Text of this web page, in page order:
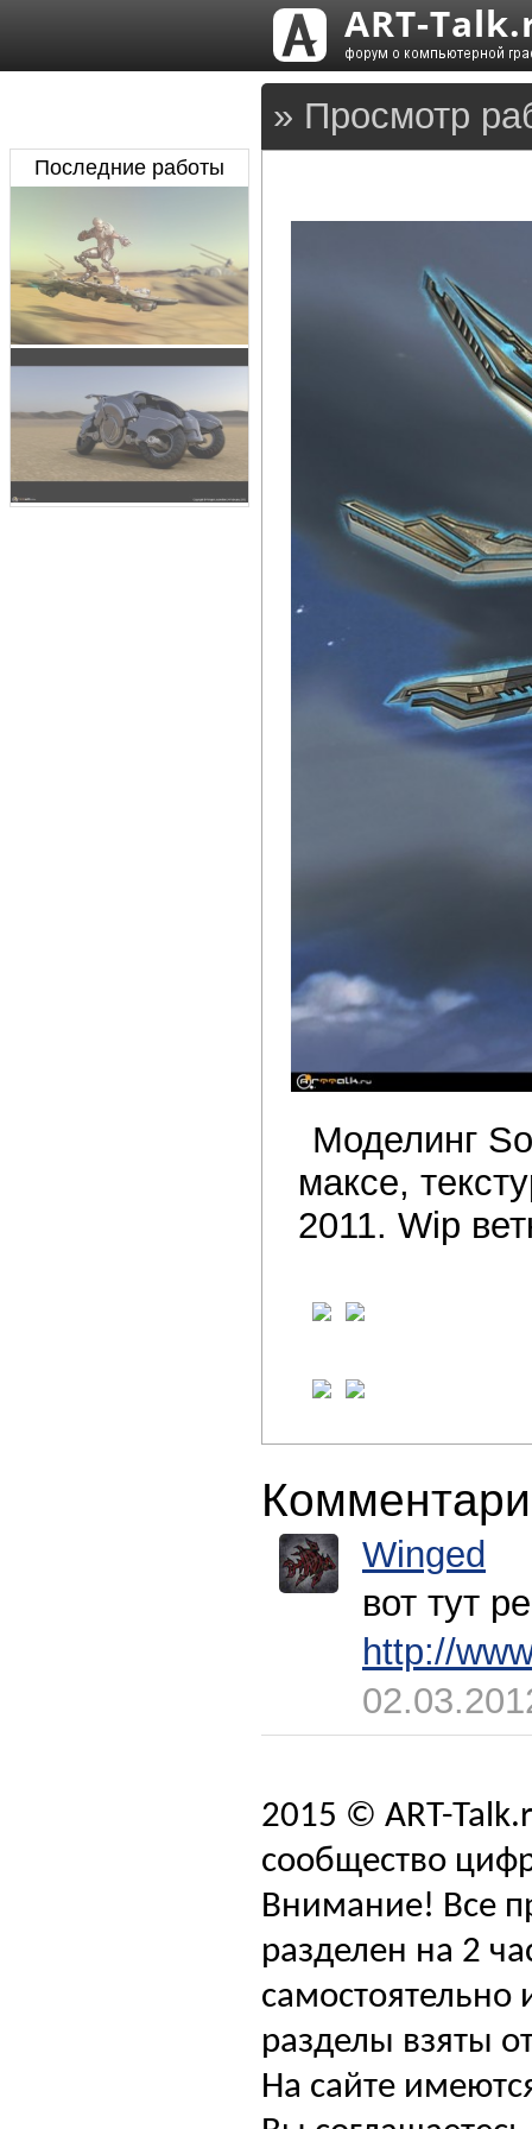
» Просмотр
Моделинг
максе,
2011. Wip
Winged
вот тут
http://
Последние работы
2015 © ART-
сообщество
Внимание! Все
разделен на 2
самостоятельно
разделы взяты
На сайте